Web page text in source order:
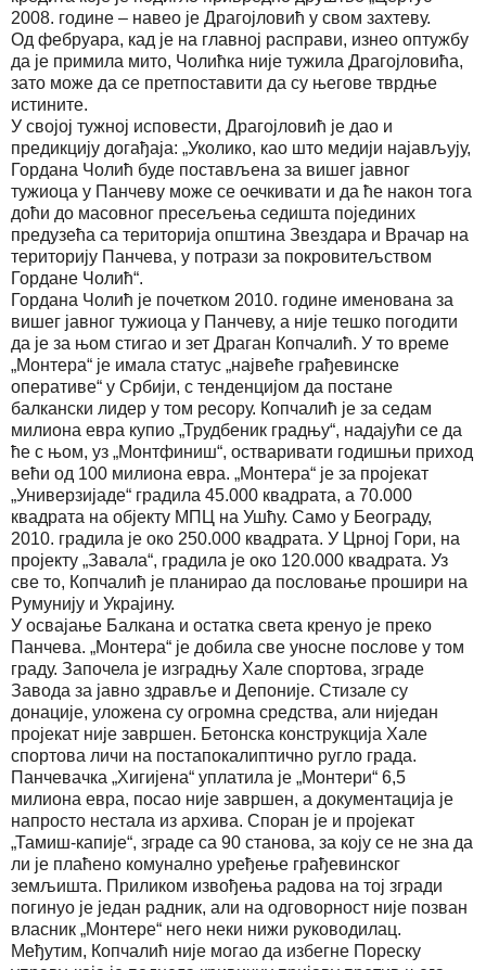
2008. године – навео је Драгојловић у свом захтеву.
Од фебруара, кад је на главној расправи, изнео оптужбу
да је примила мито, Чолићка није тужила Драгојловића,
зато може да се претпоставити да су његове тврдње
истините.
У својој тужној исповести, Драгојловић је дао и
предикцију догађаја: „Уколико, као што медији најављују,
Гордана Чолић буде постављена за вишег јавног
тужиоца у Панчеву може се оечкивати и да ће након тога
доћи до масовног пресељења седишта појединих
предузећа са територија општина Звездара и Врачар на
територију Панчева, у потрази за покровитељством
Гордане Чолић“.
Гордана Чолић је почетком 2010. године именована за
вишег јавног тужиоца у Панчеву, а није тешко погодити
да је за њом стигао и зет Драган Копчалић. У то време
„Монтера“ је имала статус „највеће грађевинске
оперативе“ у Србији, с тенденцијом да постане
балкански лидер у том ресору. Копчалић је за седам
милиона евра купио „Трудбеник градњу“, надајући се да
ће с њом, уз „Монтфиниш“, остваривати годишњи приход
већи од 100 милиона евра. „Монтера“ је за пројекат
„Универзијаде“ градила 45.000 квадрата, а 70.000
квадрата на објекту МПЦ на Ушћу. Само у Београду,
2010. градила је око 250.000 квадрата. У Црној Гори, на
пројекту „Завала“, градила је око 120.000 квадрата. Уз
све то, Копчалић је планирао да пословање прошири на
Румунију и Украјину.
У освајање Балкана и остатка света кренуо је преко
Панчева. „Монтера“ је добила све уносне послове у том
граду. Започела је изградњу Хале спортова, зграде
Завода за јавно здравље и Депоније. Стизале су
донације, уложена су огромна средства, али ниједан
пројекат није завршен. Бетонска конструкција Хале
спортова личи на постапокалиптично ругло града.
Панчевачка „Хигијена“ уплатила је „Монтери“ 6,5
милиона евра, посао није завршен, а документација је
напросто нестала из архива. Споран је и пројекат
„Тамиш-капије“, зграде са 90 станова, за коју се не зна да
ли је плаћено комунално уређење грађевинског
земљишта. Приликом извођења радова на тој згради
погинуо је један радник, али на одговорност није позван
власник „Монтере“ него неки нижи руководилац.
Међутим, Копчалић није могао да избегне Пореску